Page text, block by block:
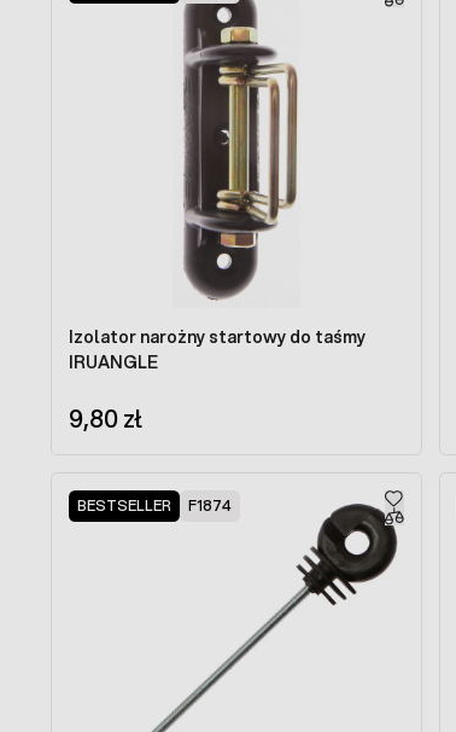
Izolator narożny startowy do taśmy
IRUANGLE
9,80 zł
BESTSELLER F1874